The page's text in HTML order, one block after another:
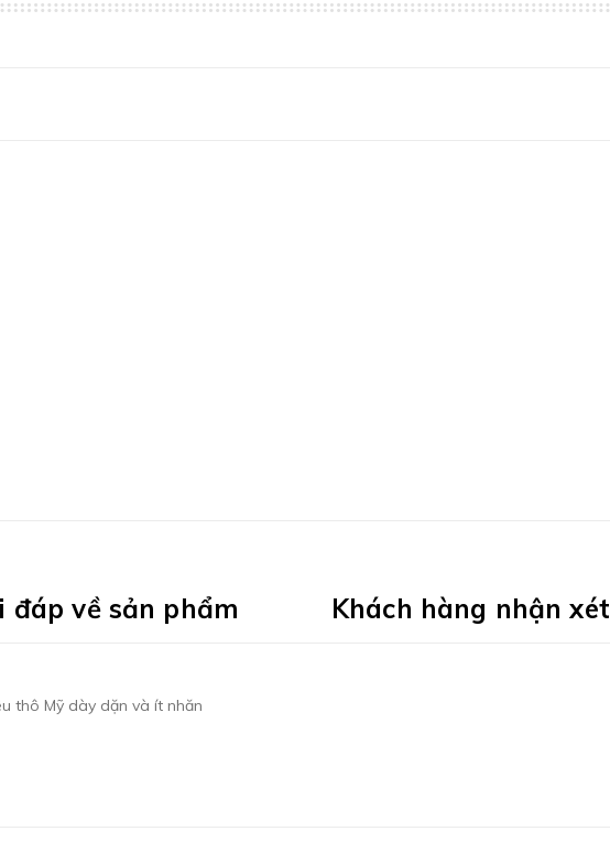
đáp về sản phẩm Khách hàng nhận xét
thô Mỹ dày dặn và ít nhăn